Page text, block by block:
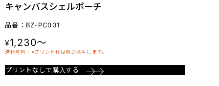
キャンバスシェルポーチ
品番：BZ-PC001
¥1,230～
送料無料丨※プリント代は別途発生します。
プリントなしで購入する